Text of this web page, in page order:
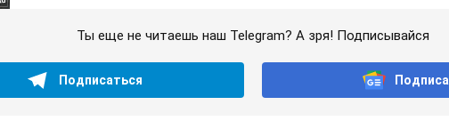
Ты еще не читаешь наш Telegram? А зря! Подписывайся
Подписаться